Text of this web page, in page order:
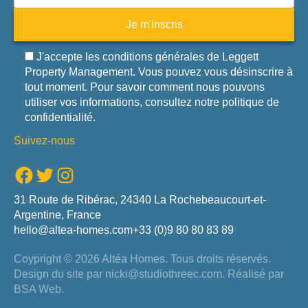
Je m'inscris
J'accepte les conditions générales de Leggett
Property Management. Vous pouvez vous désinscrire à
tout moment. Pour savoir comment nous pouvons
utiliser vos informations, consultez notre politique de
confidentialité.
Suivez-nous
Facebook Twitter Instagram
31 Route de Ribérac, 24340 La Rochebeaucourt-et-
Argentine, France
hello@altea-homes.com+33 (0)9 80 80 83 89
Coypright © 2026 Altéa Homes. Tous droits réservés.
Design du site par nicki@studiothreec.com. Réalisé par
BSA Web.